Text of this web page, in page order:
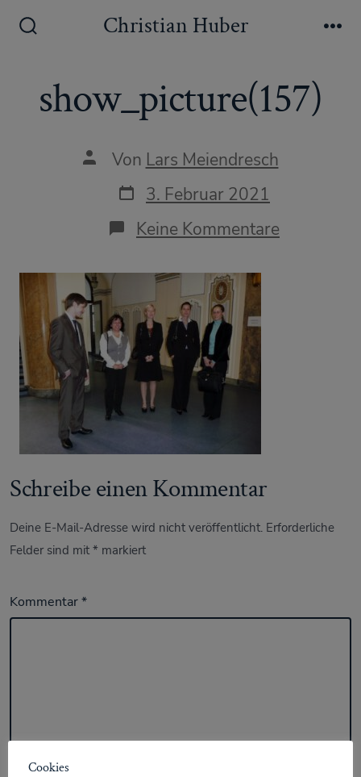
Inhalt
Christian Huber
show_picture(157)
Autor
Beitrags
Von Lars Meiendresch
Datum
des
Beitrags
3. Februar 2021
Keine Kommentare
Schreibe einen Kommentar
Deine E-Mail-Adresse wird nicht veröffentlicht. Erforderliche
Felder sind mit* markiert
Kommentar*
Cookies